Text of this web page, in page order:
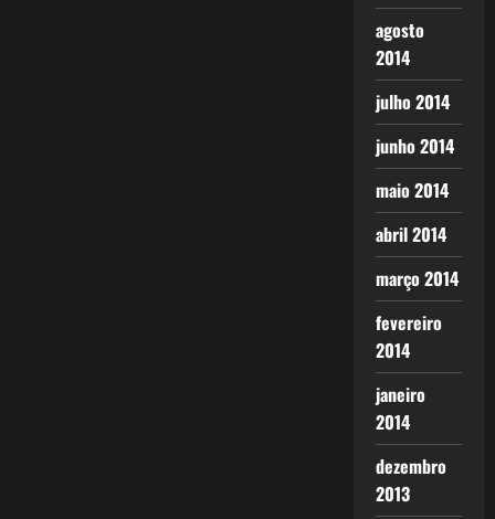
agosto
2014
julho 2014
junho 2014
maio 2014
abril 2014
março 2014
fevereiro
2014
janeiro
2014
dezembro
2013